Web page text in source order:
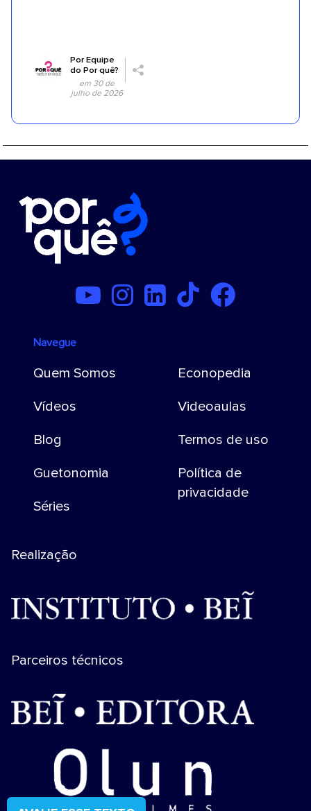
PorEquipe
do Por quê?
em 30 de
julho de 2026
Navegue
Quem Somos
Vídeos
Blog
Guetonomia
Séries
Econopedia
Videoaulas
Termos de uso
Política de
privacidade
Realização
Parceiros técnicos